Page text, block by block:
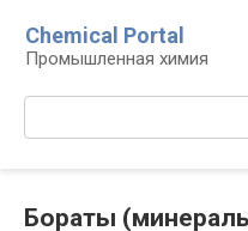
контенту
Chemical Portal
Промышленная химия
Бораты